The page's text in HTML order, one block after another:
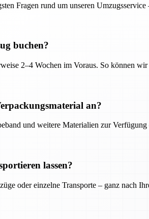
Fragen rund um unseren Umzugsservice
buchen?
2–4 Wochen im Voraus. So können
an?
und weitere Materialien zur
lassen?
oder einzelne Transporte – ganz nach